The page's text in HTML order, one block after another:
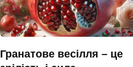
Гранатове весілля – це